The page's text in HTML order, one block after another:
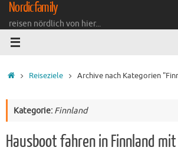
Zum
Inhalt
springen
Nordicfamily
reisen nördlich von hier...
Startseite
Reiseziele Archive nach Kategorien
Kategorie: Finnland
Hausboot fahren in Finnland